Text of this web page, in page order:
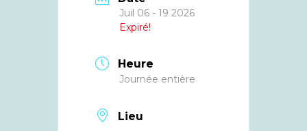
Juil 06 - 19 2026
Expiré!
Heure
Journée entière
Lieu